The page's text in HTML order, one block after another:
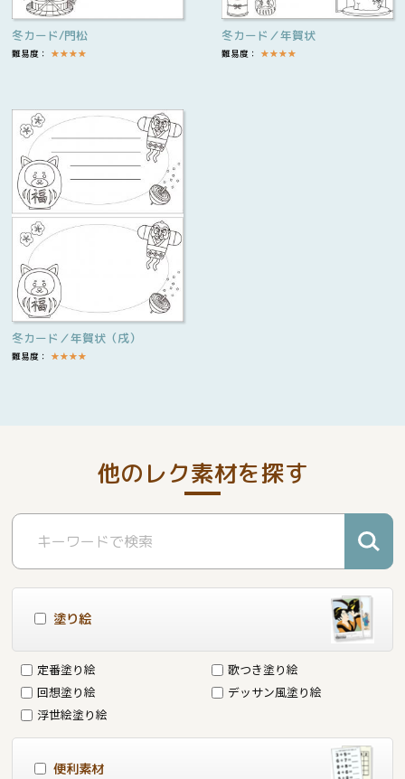
冬カード/門松
難易度： ★★★★
冬カード／年賀状
難易度： ★★★★
冬カード／年賀状（戌）
難易度： ★★★★
他のレク素材を探す
塗り絵
定番塗り絵
歌つき塗り絵
回想塗り絵
デッサン風塗り絵
浮世絵塗り絵
便利素材